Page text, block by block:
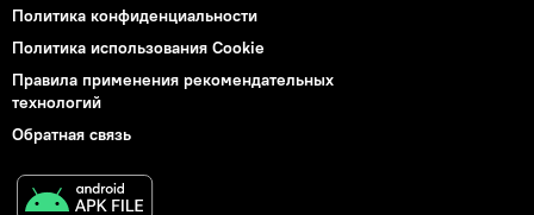
Политика конфиденциальности
Политика использования Cookie
Правила применения рекомендательных
технологий
Обратная связь